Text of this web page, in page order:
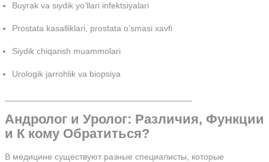
Buyrak va siydik yo‘llari infektsiyalari
Prostata kasalliklari, prostata o‘smasi xavfi
Siydik chiqarish muammolari
Urologik jarrohlik va biopsiya
Андролог и Уролог: Различия, Функции
и К кому Обратиться?
В медицине существуют разные специалисты, которые